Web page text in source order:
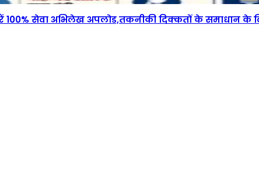
100% सेवा अभिलेख अपलोड,तकनीकी दिक्कतों के समाधान के